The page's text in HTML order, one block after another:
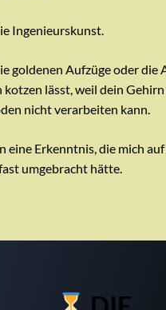
Ingenieurskunst.
goldenen Aufzüge oder die
kotzen lässt, weil dein
nicht verarbeiten kann.
eine Erkenntnis, die mich
umgebracht hätte.